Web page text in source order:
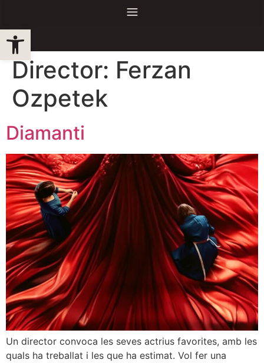
Obre la barra d'eines
Director: Ferzan
Ozpetek
Diamanti
Un director convoca les seves actrius favorites, amb les
quals ha treballat i les que ha estimat. Vol fer una